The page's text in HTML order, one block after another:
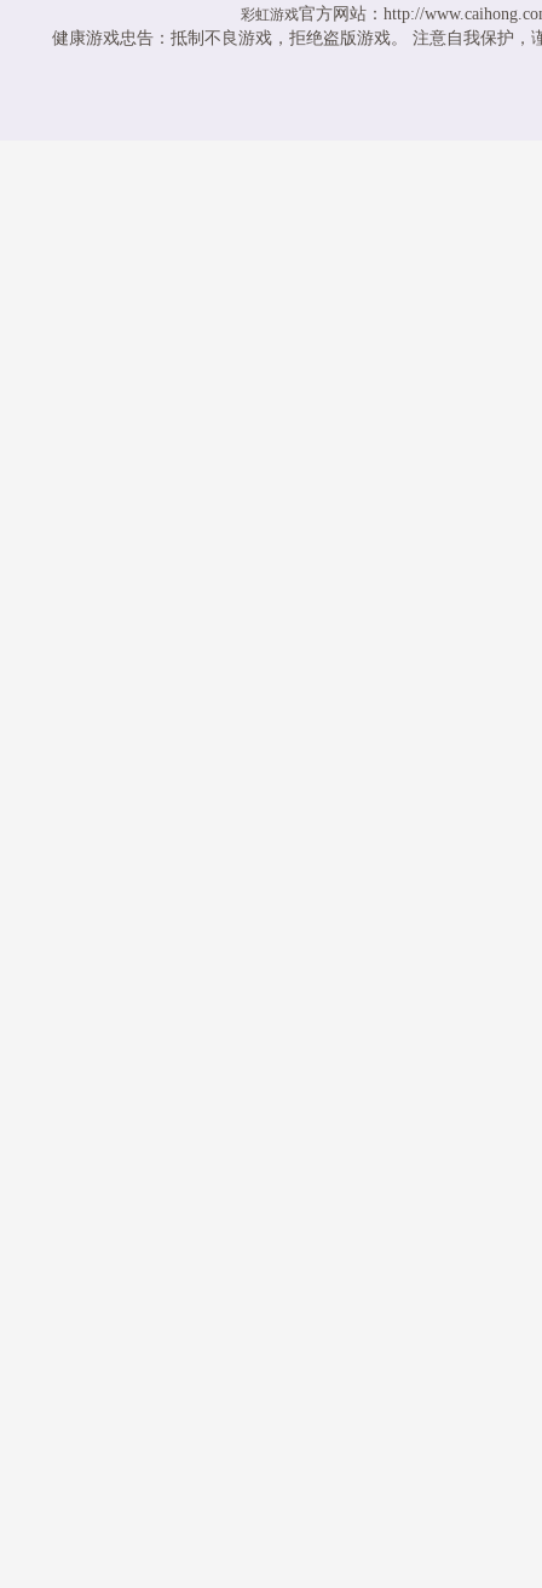
彩虹游戏官方网站：http://
健康游戏忠告：抵制不良游戏，拒绝盗版游戏。 注意自我保护